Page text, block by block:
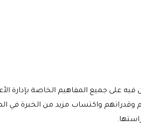
فيه على جميع المفاهيم الخاصة بإدارة
واكتساب مزيد من الخبرة في